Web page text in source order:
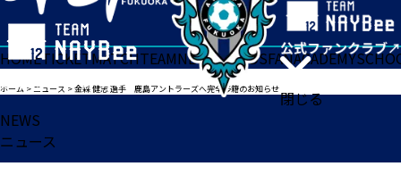
閉じる
HOMETICKETMATCHTEAMNEWSGOODSFANACADEMY
ホーム >ニュース >金森 健志 選手 鹿島アントラーズへ完全移籍のお知らせ
NEWS
ニュース